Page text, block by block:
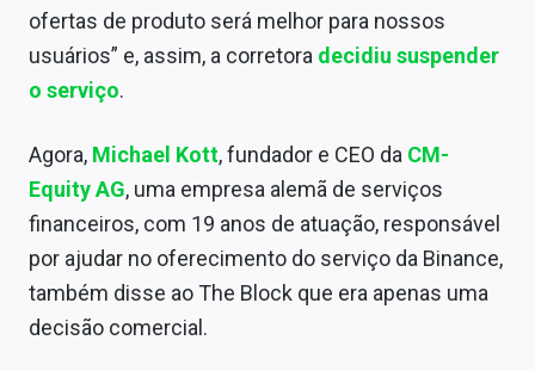
ofertas de produto será melhor para nossos
usuários” e, assim, a corretora decidiu suspender
o serviço.
Agora, Michael Kott, fundador e CEO da CM-
Equity AG, uma empresa alemã de serviços
financeiros, com 19 anos de atuação, responsável
por ajudar no oferecimento do serviço da Binance,
também disse ao The Block que era apenas uma
decisão comercial.